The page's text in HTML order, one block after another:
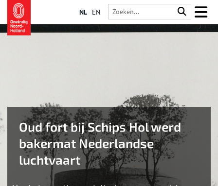
NL EN
Oud fort bij Schips Hol werd
bakermat Nederlandse
luchtvaart